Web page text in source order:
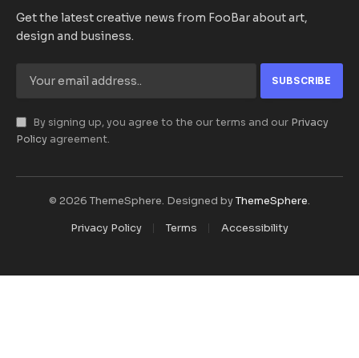
Get the latest creative news from FooBar about art,
design and business.
By signing up, you agree to the our terms and our Privacy
Policy agreement.
© 2026 ThemeSphere. Designed byThemeSphere.
Privacy Policy
Terms Accessibility